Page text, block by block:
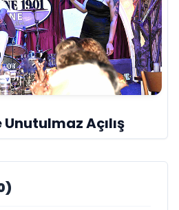
Unutulmaz Açılış